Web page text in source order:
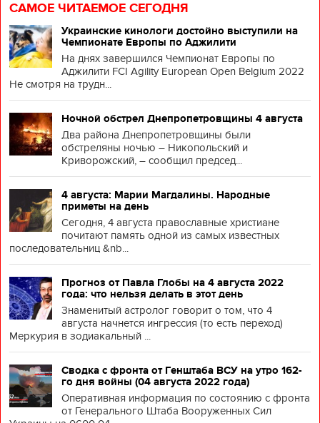
САМОЕ ЧИТАЕМОЕ СЕГОДНЯ
Украинские кинологи достойно выступили на
Чемпионате Европы по Аджилити
На днях завершился Чемпионат Европы по
Аджилити FCI Agility European Open Belgium 2022
Не смотря на трудн...
Ночной обстрел Днепропетровщины 4 августа
Два района Днепропетровщины были
обстреляны ночью – Никопольский и
Криворожский, – сообщил председ...
4 августа: Марии Магдалины. Народные
приметы на день
Сегодня, 4 августа православные христиане
почитают память одной из самых известных
последовательниц &nb...
Прогноз от Павла Глобы на 4 августа 2022
года: что нельзя делать в этот день
Знаменитый астролог говорит о том, что 4
августа начнется ингрессия (то есть переход)
Меркурия в зодиакальный ...
Сводка с фронта от Генштаба ВСУ на утро 162-
го дня войны (04 августа 2022 года)
Оперативная информация по состоянию с фронта
от Генерального Штаба Вооруженных Сил